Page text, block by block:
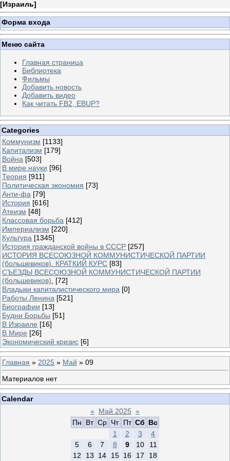
[Израиль]
Форма входа
Меню сайта
Главная страница
Библиотека
Фильмы
Добавить новость
Добавить видео
Как читать FB2, EBUP?
Categories
Коммунизм [1133]
Капитализм [179]
Война [503]
В мире науки [96]
Теория [911]
Политическая экономия [73]
Анти-фа [79]
История [616]
Атеизм [48]
Классовая борьба [412]
Империализм [220]
Культура [1345]
История гражданской войны в СССР [257]
ИСТОРИЯ ВСЕСОЮЗНОЙ КОММУНИСТИЧЕСКОЙ ПАРТИИ
(большевиков). КРАТКИЙ КУРС [83]
СЪЕЗДЫ ВСЕСОЮЗНОЙ КОММУНИСТИЧЕСКОЙ ПАРТИИ
(большевиков).
[72]
Владыки капиталистического мира [0]
Работы Ленина [521]
Биографии [13]
Будни Борьбы [51]
В Израиле [16]
В Мире [26]
Экономический кризис [6]
Главная » 2025 » Май » 09
Материалов нет
Calendar
«
Май 2025 »
Пн
Вт Ср Чт Пт Сб Вс
1
2 3
4
5
6 7 8 9 10
11
12
13 14 15 16 17 18